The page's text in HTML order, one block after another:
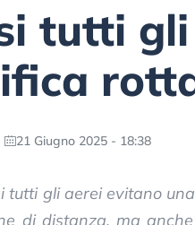
tutti
21 Giugno 2025 - 18:38
tutti gli aerei evitano
di distanza, ma